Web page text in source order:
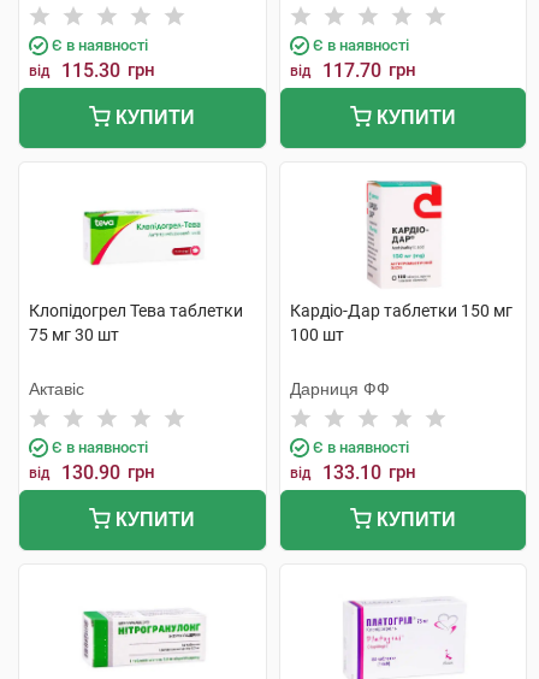
Є в наявності
від 115.30 грн
КУПИТИ
Є в наявності
від 117.70 грн
КУПИТИ
Клопідогрел Тева таблетки
75 мг 30 шт
Актавіс
Є в наявності
від 130.90 грн
КУПИТИ
Кардіо-Дар таблетки 150 мг
100 шт
Дарниця ФФ
Є в наявності
від 133.10 грн
КУПИТИ